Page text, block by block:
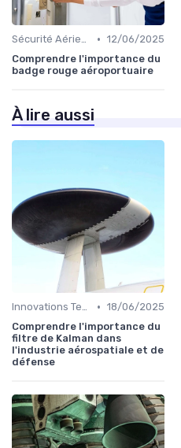
Sécurité Aérienne • 12/06/2025
Comprendre l'importance du
badge rouge aéroportuaire
À lire aussi
Innovations Technologiques • 18/06/2025
Comprendre l'importance du
filtre de Kalman dans
l'industrie aérospatiale et de
défense